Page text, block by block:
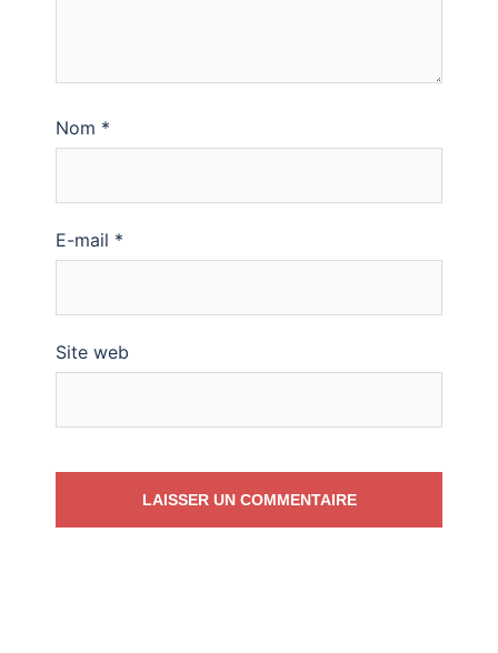
Nom *
E-mail *
Site web